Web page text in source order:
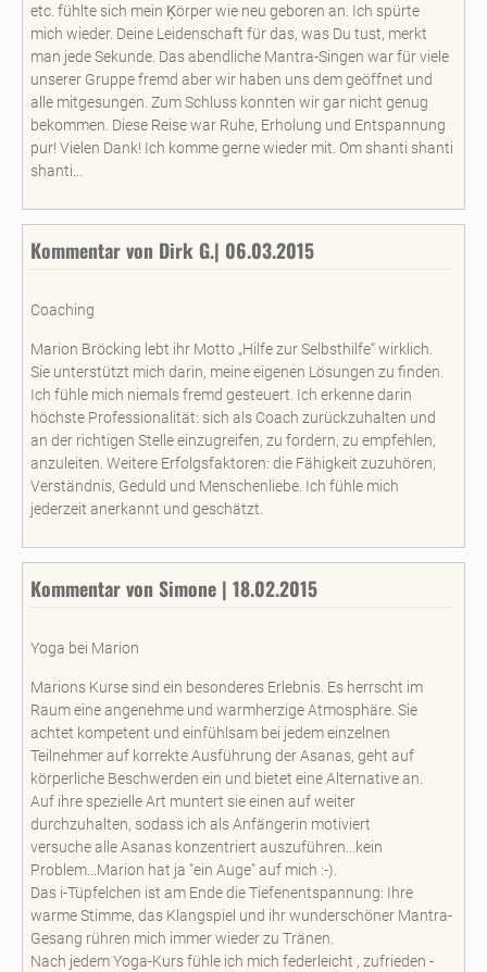
etc. fühlte sich mein Ķörper wie neu geboren an. Ich spürte
mich wieder. Deine Leidenschaft für das, was Du tust, merkt
man jede Sekunde. Das abendliche Mantra-Singen war für viele
unserer Gruppe fremd aber wir haben uns dem geöffnet und
alle mitgesungen. Zum Schluss konnten wir gar nicht genug
bekommen. Diese Reise war Ruhe, Erholung und Entspannung
pur! Vielen Dank! Ich komme gerne wieder mit. Om shanti shanti
shanti...
Kommentar von Dirk G.| 06.03.2015
Coaching
Marion Bröcking lebt ihr Motto „Hilfe zur Selbsthilfe“ wirklich.
Sie unterstützt mich darin, meine eigenen Lösungen zu finden.
Ich fühle mich niemals fremd gesteuert. Ich erkenne darin
höchste Professionalität: sich als Coach zurückzuhalten und
an der richtigen Stelle einzugreifen, zu fordern, zu empfehlen,
anzuleiten. Weitere Erfolgsfaktoren: die Fähigkeit zuzuhören,
Verständnis, Geduld und Menschenliebe. Ich fühle mich
jederzeit anerkannt und geschätzt.
Kommentar von Simone | 18.02.2015
Yoga bei Marion
Marions Kurse sind ein besonderes Erlebnis. Es herrscht im
Raum eine angenehme und warmherzige Atmosphäre. Sie
achtet kompetent und einfühlsam bei jedem einzelnen
Teilnehmer auf korrekte Ausführung der Asanas, geht auf
körperliche Beschwerden ein und bietet eine Alternative an.
Auf ihre spezielle Art muntert sie einen auf weiter
durchzuhalten, sodass ich als Anfängerin motiviert
versuche alle Asanas konzentriert auszuführen...kein
Problem...Marion hat ja "ein Auge" auf mich :-).
Das i-Tüpfelchen ist am Ende die Tiefenentspannung: Ihre
warme Stimme, das Klangspiel und ihr wunderschöner Mantra-
Gesang rühren mich immer wieder zu Tränen.
Nach jedem Yoga-Kurs fühle ich mich federleicht , zufrieden -